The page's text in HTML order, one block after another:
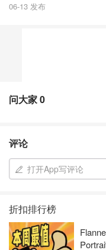
06-13 发布
问大家0
评论
打开App写评论
折扣排行榜